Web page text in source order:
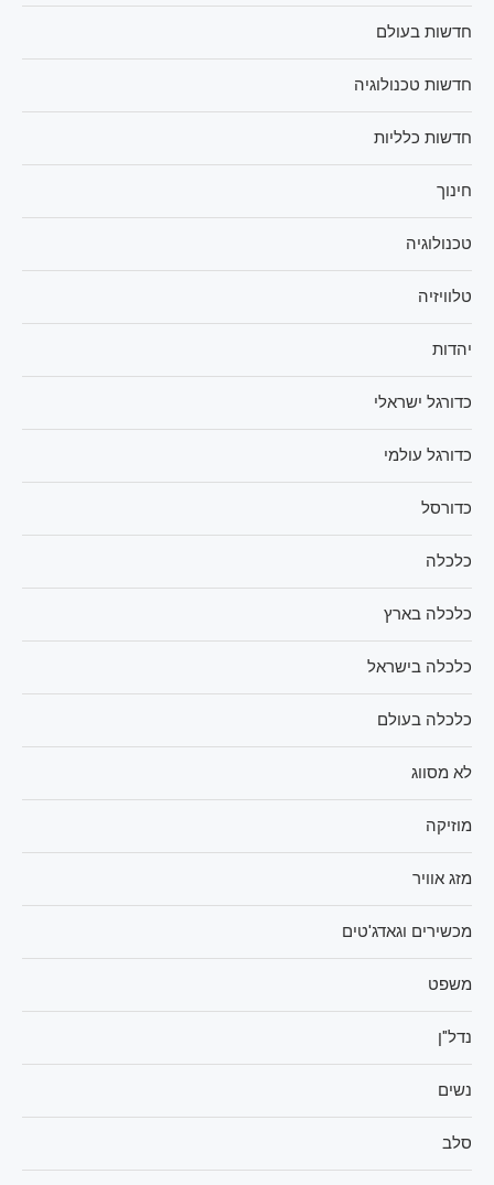
חדשות בעולם
חדשות טכנולוגיה
חדשות כלליות
חינוך
טכנולוגיה
טלוויזיה
יהדות
כדורגל ישראלי
כדורגל עולמי
כדורסל
כלכלה
כלכלה בארץ
כלכלה בישראל
כלכלה בעולם
לא מסווג
מוזיקה
מזג אוויר
מכשירים וגאדג'טים
משפט
נדל"ן
נשים
סלב